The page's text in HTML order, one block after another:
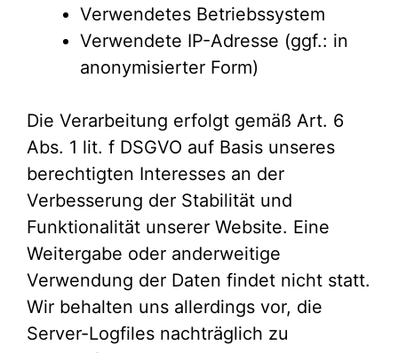
Verwendetes Betriebssystem
Verwendete IP-Adresse (ggf.: in
anonymisierter Form)
Die Verarbeitung erfolgt gemäß Art. 6
Abs. 1 lit. f DSGVO auf Basis unseres
berechtigten Interesses an der
Verbesserung der Stabilität und
Funktionalität unserer Website. Eine
Weitergabe oder anderweitige
Verwendung der Daten findet nicht statt.
Wir behalten uns allerdings vor, die
Server-Logfiles nachträglich zu